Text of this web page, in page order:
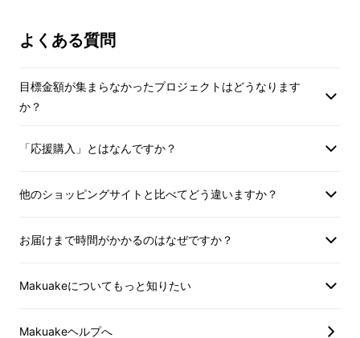
よくある質問
目標金額が集まらなかったプロジェクトはどうなります
か？
「応援購入」とはなんですか？
他のショッピングサイトと比べてどう違いますか？
お届けまで時間がかかるのはなぜですか？
Makuakeについてもっと知りたい
Makuakeヘルプへ